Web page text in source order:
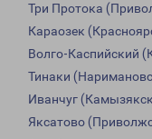
Три Протока
Караозек
Волго-Каспийский
Тинаки
Иванчуг
Яксатово